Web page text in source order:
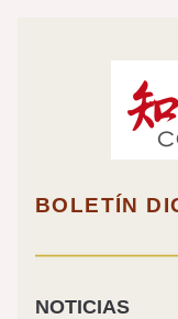
BOLETÍN
NOTICIAS